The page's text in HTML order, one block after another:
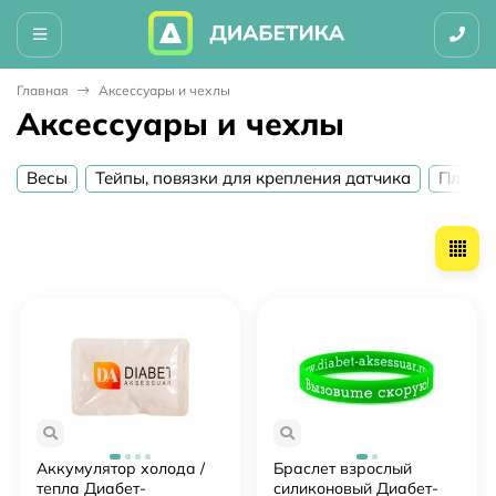
Главная Аксессуары и чехлы
Аксессуары и чехлы
Весы Тейпы, повязки для крепления датчика
Аккумулятор холода /
тепла Диабет-
Браслет взрослый
силиконовый Диабет-